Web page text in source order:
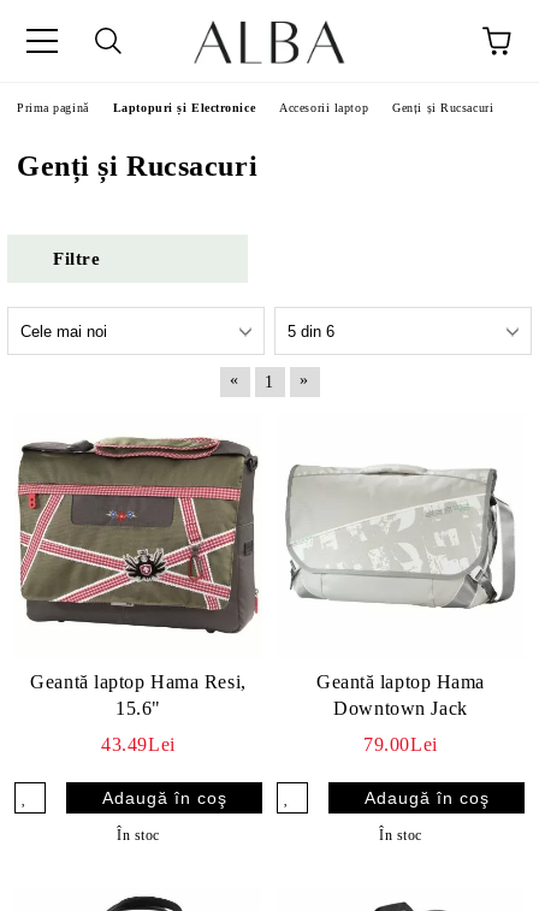
Prima pagină Laptopuri și Electronice Accesorii laptop Genți și Rucsacuri
Genți și Rucsacuri
Filtre
« 1 »
Geantă laptop Hama Resi,
15.6"
43.49Lei
În stoc
Geantă laptop Hama
Downtown Jack
79.00Lei
În stoc